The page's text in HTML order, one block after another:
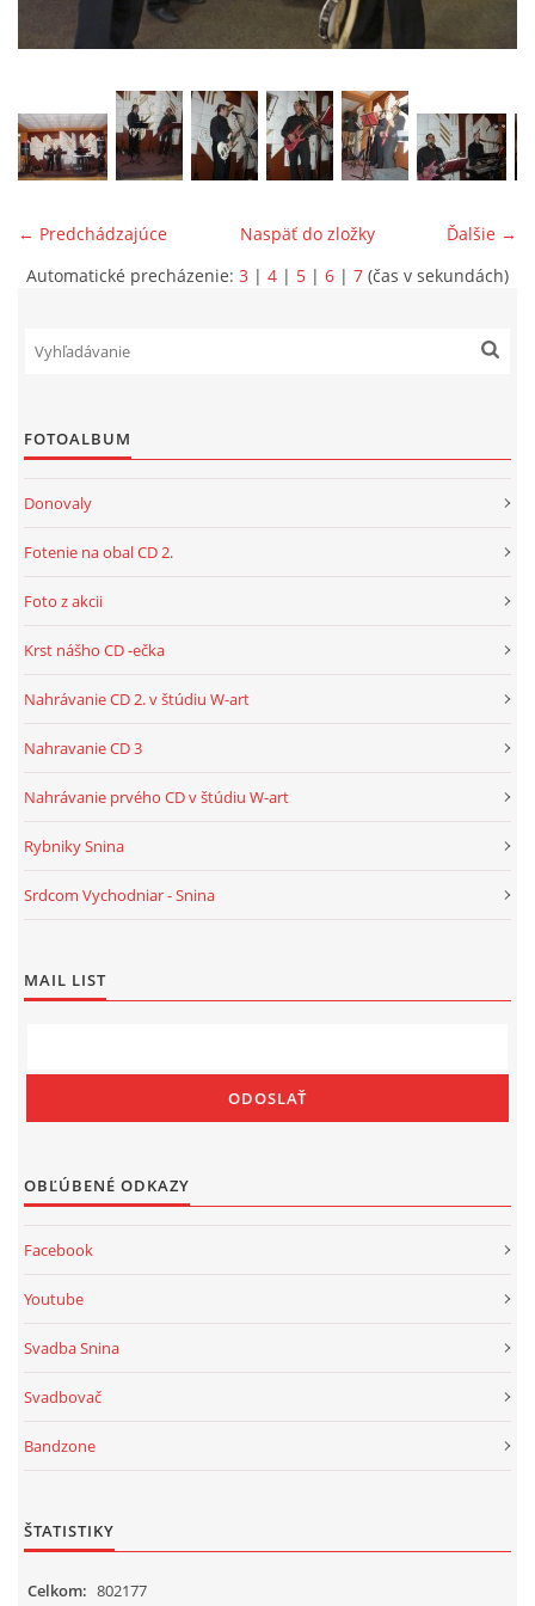
ONÁS
KONTAKTUJTE NÁS
← Predchádzajúce Ďalšie →
Naspäť do zložky
Automatické precházenie: 3 | 4 | 5 | 6 | 7 (čas v sekundách)
FOTOALBUM
Donovaly
Fotenie na obal CD 2.
Foto z akcii
Krst nášho CD -ečka
Nahrávanie CD 2. v štúdiu W-art
Nahravanie CD 3
Nahrávanie prvého CD v štúdiu W-art
Rybniky Snina
Srdcom Vychodniar - Snina
MAIL LIST
OBĽÚBENÉ ODKAZY
Facebook
Youtube
Svadba Snina
Svadbovač
Bandzone
ŠTATISTIKY
Celkom: 802177